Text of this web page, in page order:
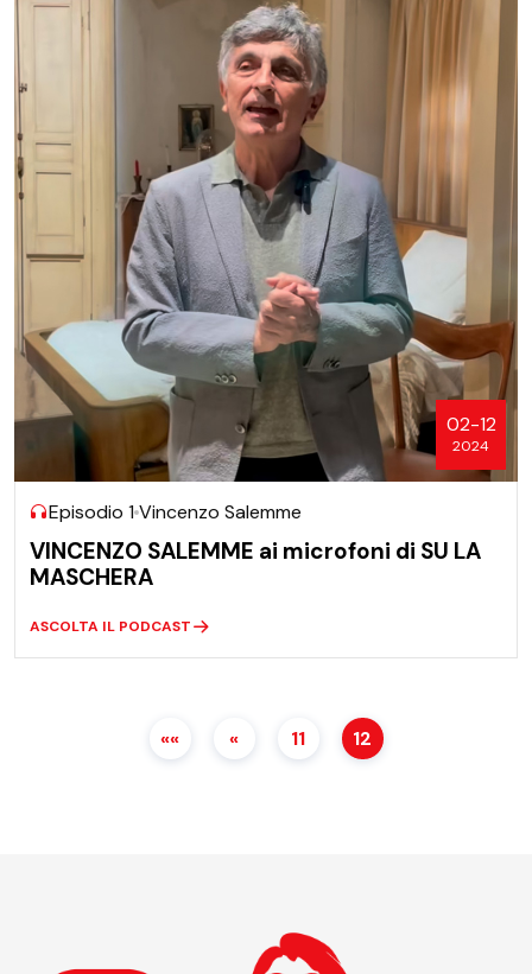
02-12
2024
Episodio 1 Vincenzo Salemme
VINCENZO SALEMME ai microfoni di SU LA
MASCHERA
ASCOLTA IL PODCAST
«« « 11 12